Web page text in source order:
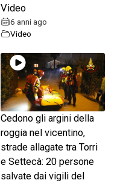
Video
6 anni ago
Video
Cedono gli argini della
roggia nel vicentino,
strade allagate tra Torri
e Settecà: 20 persone
salvate dai vigili del